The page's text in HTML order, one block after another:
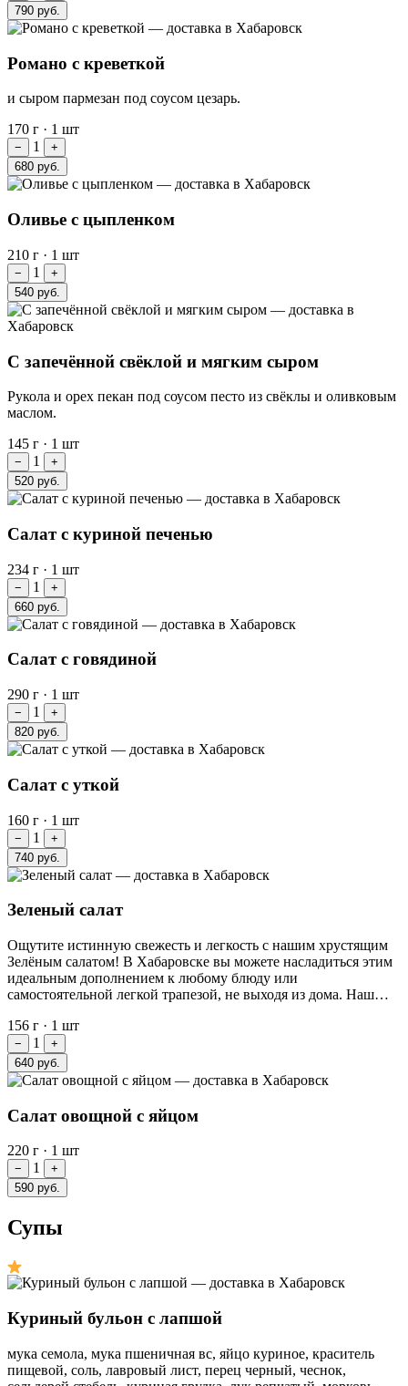
790 руб.
Романо с креветкой
и сыром пармезан под соусом цезарь.
170 г · 1 шт
− 1
+
680 руб.
Оливье с цыпленком
210 г · 1 шт
− 1
+
540 руб.
С запечённой свёклой и мягким сыром
Рукола и орех пекан под соусом песто из свёклы и оливковым
маслом.
145 г · 1 шт
− 1
+
520 руб.
Салат с куриной печенью
234 г · 1 шт
− 1
+
660 руб.
Салат с говядиной
290 г · 1 шт
− 1
+
820 руб.
Салат с уткой
160 г · 1 шт
− 1
+
740 руб.
Зеленый салат
Ощутите истинную свежесть и легкость с нашим хрустящим
Зелёным салатом! В Хабаровске вы можете насладиться этим
идеальным дополнением к любому блюду или
самостоятельной легкой трапезой, не выходя из дома. Наш…
156 г · 1 шт
− 1
+
640 руб.
Салат овощной с яйцом
220 г · 1 шт
− 1
+
590 руб.
Супы
Куриный бульон с лапшой
мука семола, мука пшеничная вс, яйцо куриное, краситель
пищевой, соль, лавровый лист, перец черный, чеснок,